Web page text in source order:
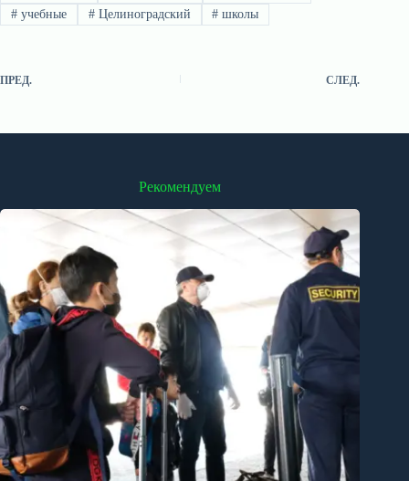
#учебные #Целиноградский # школы
ПРЕД. СЛЕД.
Рекомендуем